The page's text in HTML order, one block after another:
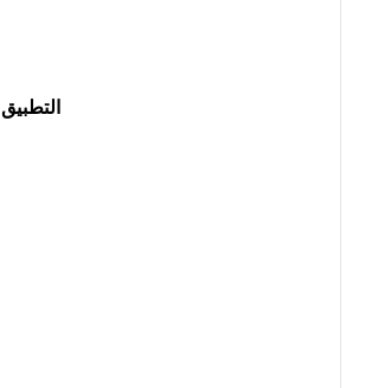
التطبيق